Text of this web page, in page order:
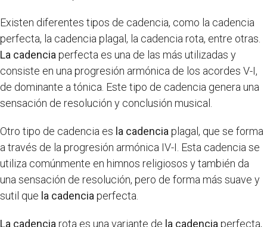
Existen diferentes tipos de cadencia, como la cadencia
perfecta, la cadencia plagal, la cadencia rota, entre otras.
La cadencia perfecta es una de las más utilizadas y
consiste en una progresión armónica de los acordes V-I,
de dominante a tónica. Este tipo de cadencia genera una
sensación de resolución y conclusión musical.
Otro tipo de cadencia es la cadencia plagal, que se forma
a través de la progresión armónica IV-I. Esta cadencia se
utiliza comúnmente en himnos religiosos y también da
una sensación de resolución, pero de forma más suave y
sutil que la cadencia perfecta.
La cadencia rota es una variante de la cadencia perfecta,